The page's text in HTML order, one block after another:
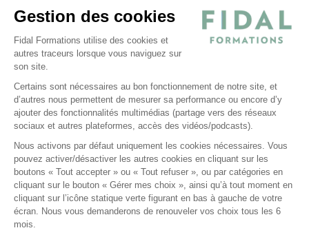
Gestion des cookies
Fidal Formations utilise des cookies et
autres traceurs lorsque vous naviguez sur
son site.
Certains sont nécessaires au bon fonctionnement de notre site, et
d’autres nous permettent de mesurer sa performance ou encore d’y
ajouter des fonctionnalités multimédias (partage vers des réseaux
sociaux et autres plateformes, accès des vidéos/podcasts).
Nous activons par défaut uniquement les cookies nécessaires. Vous
pouvez activer/désactiver les autres cookies en cliquant sur les
boutons « Tout accepter » ou « Tout refuser », ou par catégories en
cliquant sur le bouton « Gérer mes choix », ainsi qu’à tout moment en
cliquant sur l’icône statique verte figurant en bas à gauche de votre
écran. Nous vous demanderons de renouveler vos choix tous les 6
mois.
Politique d’utilisation des cookies
Politique de confidentialité
Conditions générales
Nos offres
E-learning
Formations certifiantes
Formations inter-entreprises
Formations intra-entreprises
Cycles d'actualité
Soyez alerté de nos nouvelles informations
Suivez-nous sur Linkedin